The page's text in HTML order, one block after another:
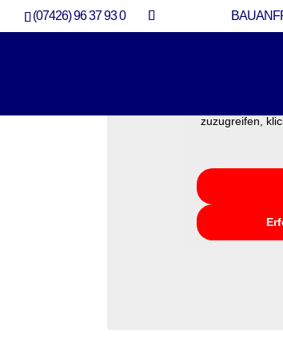
(07426) 96 37 93 0
Video
zuzugreifen,